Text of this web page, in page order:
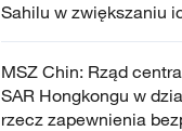
Sahilu w zwiększaniu
autonomicznych
MSZ Chin: Rząd
SAR Hongkongu w
rzecz zapewnienia